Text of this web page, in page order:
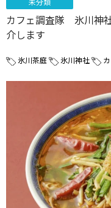
カフェ調査隊 氷川神
介します
氷川茶庭 氷川神社